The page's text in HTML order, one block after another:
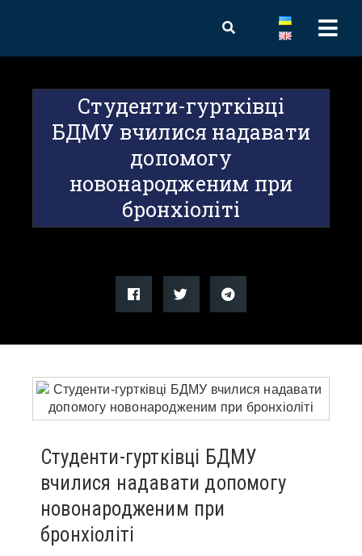
Студенти-гуртківці
БДМУ вчилися надавати
допомогу
новонародженим при
бронхіоліті
Студенти-гуртківці БДМУ
вчилися надавати допомогу
новонародженим при
бронхіоліті